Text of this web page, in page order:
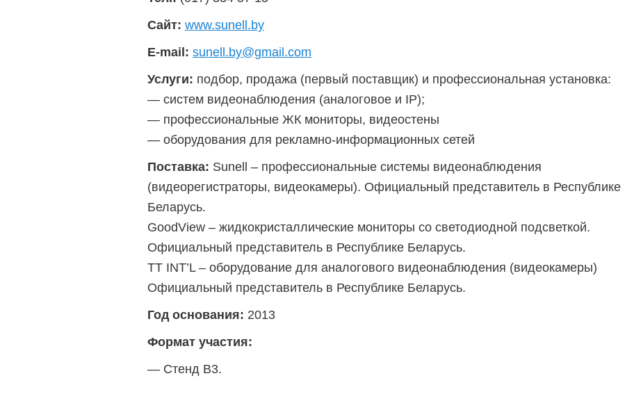
Сайт: www.sunell.by
E-mail: sunell.by@gmail.com
Услуги: подбор, продажа (первый поставщик) и профессиональная установка:
— систем видеонаблюдения (аналоговое и IP);
— профессиональные ЖК мониторы, видеостены
— оборудования для рекламно-информационных сетей
Поставка: Sunell – профессиональные системы видеонаблюдения
(видеорегистраторы, видеокамеры). Официальный представитель в Республике
Беларусь.
GoodView – жидкокристаллические мониторы со светодиодной подсветкой.
Официальный представитель в Республике Беларусь.
TT INT’L – оборудование для аналогового видеонаблюдения (видеокамеры)
Официальный представитель в Республике Беларусь.
Год основания: 2013
Формат участия:
— Стенд В3.